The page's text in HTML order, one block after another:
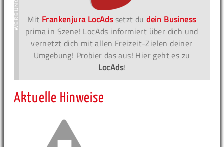
Mit Frankenjura LocAdssetzt dudein Business
prima in Szene! LocAds informiert über dich und
vernetzt dich mit allen Freizeit-Zielen deiner
Umgebung! Probier das aus! Hier geht es zu
LocAds!
Aktuelle Hinweise